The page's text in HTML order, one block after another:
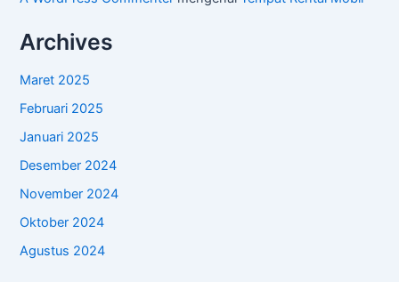
Archives
Maret 2025
Februari 2025
Januari 2025
Desember 2024
November 2024
Oktober 2024
Agustus 2024